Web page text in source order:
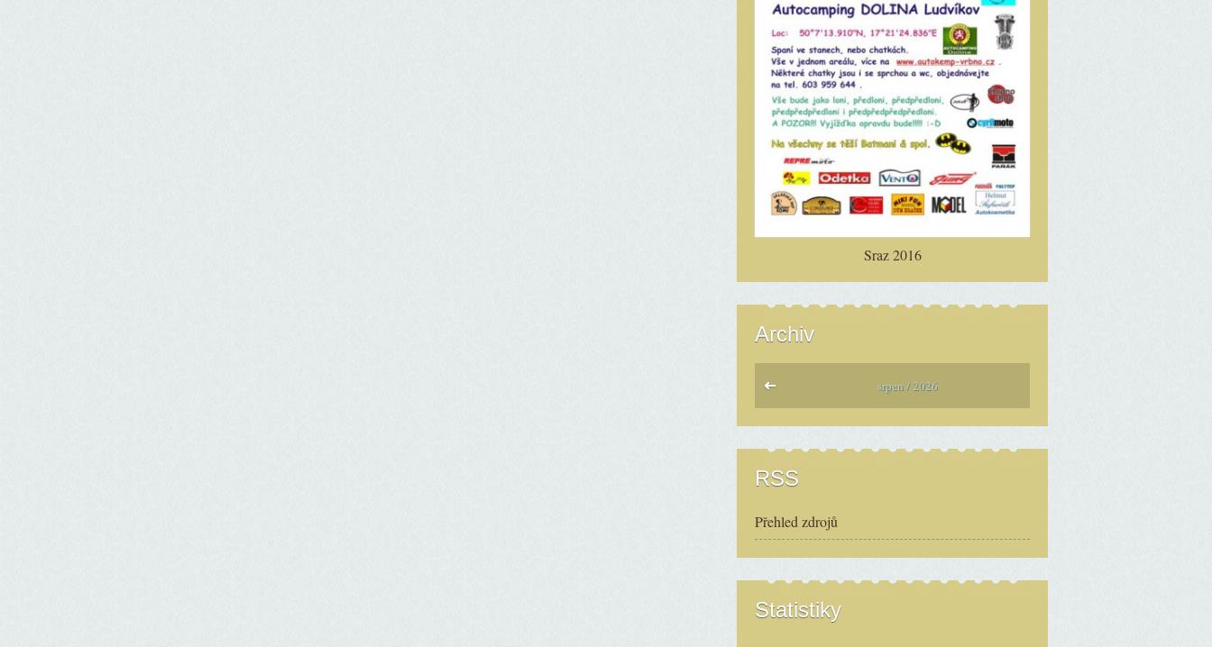
Sraz 2016
Archiv
srpen / 2026
RSS
Přehled zdrojů
Statistiky